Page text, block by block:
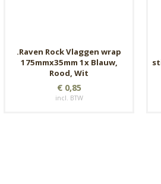
.Raven Rock Vlaggen wrap
175mmx35mm 1x Blauw,
Rood, Wit
€ 0,85
incl. BTW